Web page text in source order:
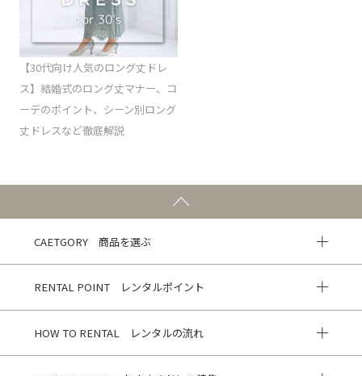
【30代向け人気のロング丈ドレ
ス】結婚式のロング丈マナー、コ
ーデのポイント、シーン別ロング
丈ドレスなど徹底解説
CAETGORY 商品を選ぶ
RENTAL POINT レンタルポイント
HOW TO RENTAL レンタルの流れ